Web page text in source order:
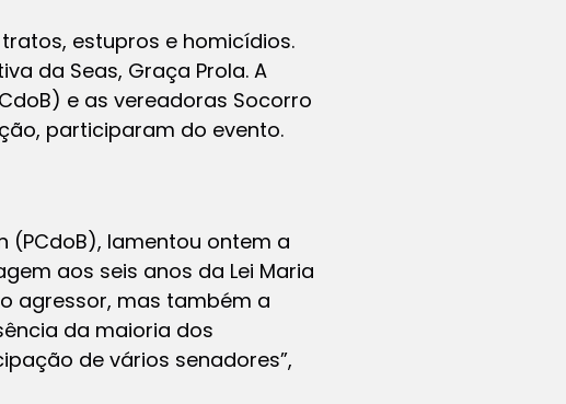
estupros e homicídios.
da Seas, Graça Prola. A
e as vereadoras Socorro
participaram do evento.
(PCdoB), lamentou ontem a
aos seis anos da Lei Maria
agressor, mas também a
da maioria dos
de vários senadores”,